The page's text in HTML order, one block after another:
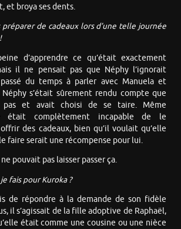
et broya ses dents.
préparer de cadeaux lors d’une telle journée
d’apprendre ce qu’était exactement
il ne pensait pas que Néphy l’ignorait
du temps à parler avec Manuela et
s’était sûrement rendu compte que
pas et avait choisi de se taire. Même
était complètement incapable de le
des cadeaux, bien qu’il voulait qu’elle
faire serait une récompense pour lui.
pouvait pas laisser passer ça.
fais pour Kuroka ?
de répondre à la demande de son fidèle
il s’agissait de la fille adoptive de Raphaël,
était comme une cousine ou une nièce